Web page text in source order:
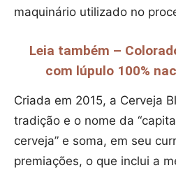
maquinário utilizado no
Leia também –
com lúpulo 100%
Criada em 2015, a Cerveja
tradição e o nome da
cerveja” e soma, em seu
premiações, o que inclui a